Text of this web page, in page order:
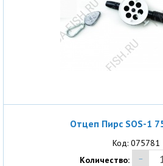
Отцеп Пирс SOS-1
Код: 075781
Количество: